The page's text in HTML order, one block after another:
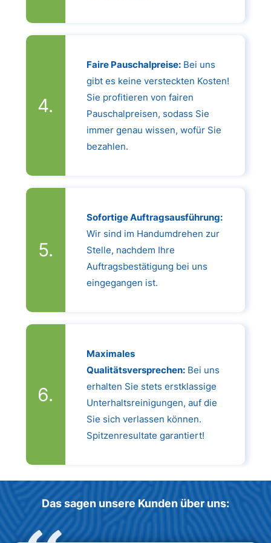
Faire Pauschalpreise:Bei uns
gibt es keine versteckten Kosten!
Sie profitieren von fairen
Pauschalpreisen, sodass Sie
immer genau wissen, wofür Sie
bezahlen.
Sofortige Auftragsausführung:
Wir sind im Handumdrehen zur
Stelle, nachdem Ihre
Auftragsbestätigung bei uns
eingegangen ist.
Maximales
Qualitätsversprechen:Bei uns
erhalten Sie stets erstklassige
Unterhaltsreinigungen, auf die
Sie sich verlassen können.
Spitzenresultate garantiert!
Das sagen unsere Kunden über uns: